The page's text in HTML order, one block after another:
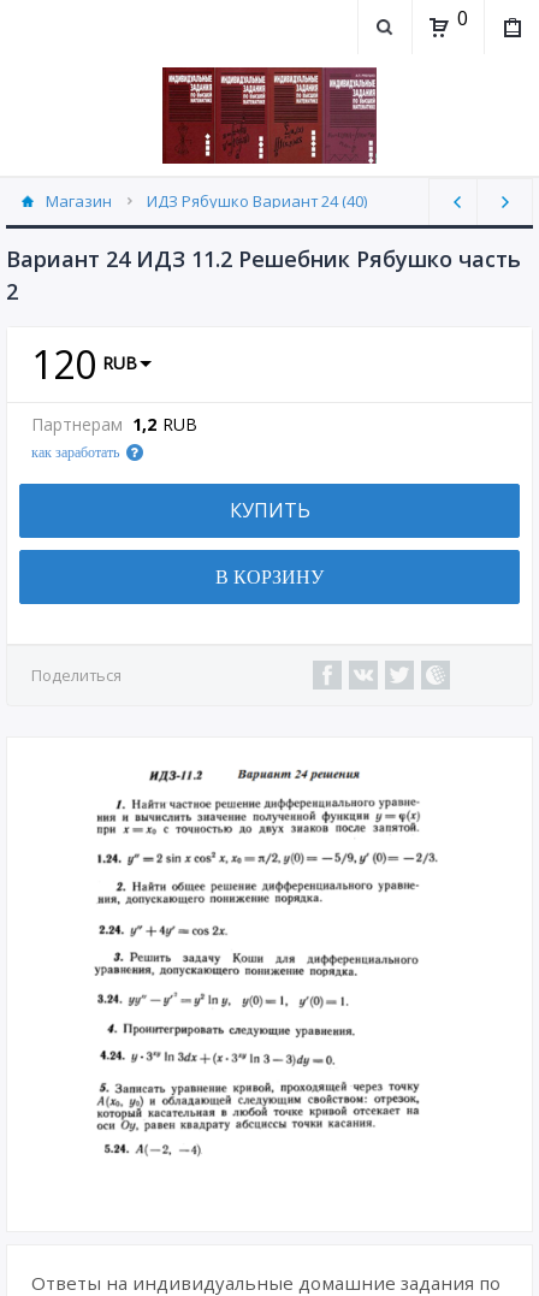
0
Магазин ИДЗ Рябушко Вариант 24 (40)
Вариант 24 ИДЗ 11.2 Решебник Рябушко часть
2
120 RUB
Партнерам 1,2 RUB
как заработать
КУПИТЬ
В КОРЗИНУ
Поделиться
Ответы на индивидуальные домашние задания по